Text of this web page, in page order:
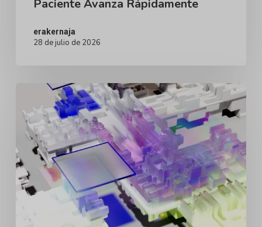
Paciente
Avanza
Rápidamente
Paciente Avanza Rápidamente
erakernaja
28 de julio de 2026
Auge
del
Paciente
Informado
Digitalmente:
Qué